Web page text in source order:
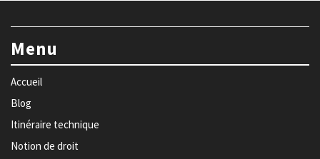
Menu
Accueil
Blog
Itinéraire technique
Notion de droit